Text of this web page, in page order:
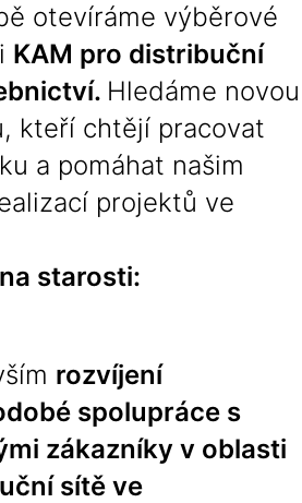
otevíráme výběrové
KAM pro distribuční
Hledáme novou
kteří chtějí pracovat
a pomáhat našim
projektů ve
starosti:
rozvíjení
spolupráce s
zákazníky v oblasti
sítě ve